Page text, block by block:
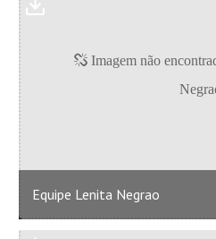
Equipe Lenita Negrao